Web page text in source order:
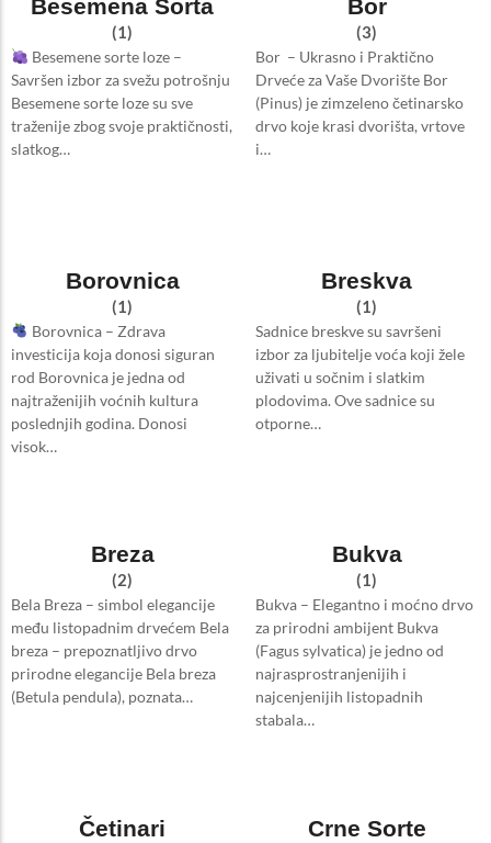
Besemena Sorta
(1)
Besemene sorte loze –
Savršen izbor za svežu potrošnju
Besemene sorte loze su sve
traženije zbog svoje praktičnosti,
slatkog…
Bor
(3)
Bor – Ukrasno i Praktično
Drveće za Vaše Dvorište Bor
(Pinus) je zimzeleno četinarsko
drvo koje krasi dvorišta, vrtove
i…
Borovnica
(1)
Borovnica – Zdrava
investicija koja donosi siguran
rod Borovnica je jedna od
najtraženijih voćnih kultura
poslednjih godina. Donosi
visok…
Breskva
(1)
Sadnice breskve su savršeni
izbor za ljubitelje voća koji žele
uživati u sočnim i slatkim
plodovima. Ove sadnice su
otporne…
Breza
(2)
Bela Breza – simbol elegancije
među listopadnim drvećem Bela
breza – prepoznatljivo drvo
prirodne elegancije Bela breza
(Betula pendula), poznata…
Bukva
(1)
Bukva – Elegantno i moćno drvo
za prirodni ambijent Bukva
(Fagus sylvatica) je jedno od
najrasprostranjenijih i
najcenjenijih listopadnih
stabala…
Četinari Crne Sorte